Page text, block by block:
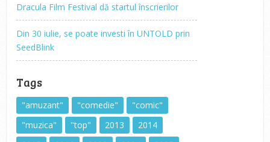
Dracula Film Festival dă startul înscrierilor
Din 30 iulie, se poate investi în UNTOLD prin
SeedBlink
Tags
"amuzant" "comedie"
"comic"
"muzica"
"top" 2013
2014